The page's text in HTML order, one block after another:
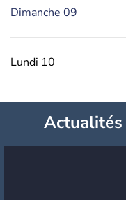
Dimanche 09
Lundi 10